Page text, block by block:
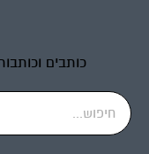
כותבים